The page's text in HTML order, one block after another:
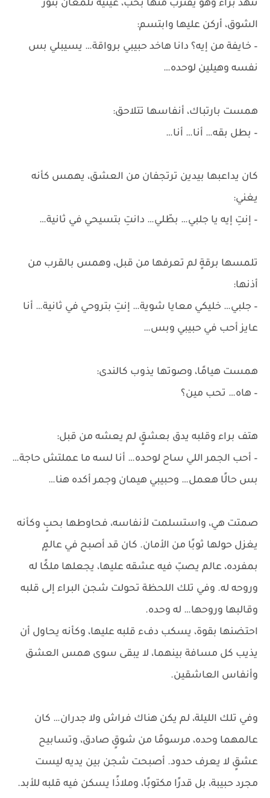
تنهد براء وهو يقترب منها بحب، عينيه تلمعان بنور
الشوق، أركن عليها وابتسم:
– خايفة من إيه؟ دانا هاخد حبيبي برواقة… يسيبلي بس
نفسه وهيلين لوحده…
همست بارتباك، أنفاسها تتلاحق:
– بطل بقه… أنا… أنا…
كان يداعبها بيدين ترتجفان من العشق، يهمس كأنه
يغني:
– إنتِ إيه يا جلبي… بطّلي… دانتِ بتسيحي في ثانية…
تلمسها برقةٍ لم تعرفها من قبل، وهمس بالقرب من
أذنها:
– جلبي… خليكي معايا شوية… إنتِ بتروحي في ثانية… أنا
عايز أحب في حبيبي وبس…
همست هيامًا، وصوتها يذوب كالندى:
– هاه… تحب مين؟
هتف براء وقلبه يدق بعشقٍ لم يعشه من قبل:
– أحب الجمر اللي ساح لوحده… أنا لسه ما عملتش حاجة…
بس حالًا هعمل… وحبيبي هيمان وجمر أكده هنا…
صمتت هي، واستسلمت لأنفاسه، فحاوطها بحبٍ وكأنه
يغزل حولها ثوبًا من الأمان. كان قد أصبح في عالمٍ
بمفرده، عالم يصبّ فيه عشقه عليها، يجعلها ملكًا له
وروحه له. وفي تلك اللحظة تحولت شجن البراء إلى قلبه
وقالبها وروحها… له وحده.
احتضنها بقوة، يسكب دفء قلبه عليها، وكأنه يحاول أن
يذيب كل مسافة بينهما، لا يبقى سوى همس العشق
وأنفاس العاشقين.
وفي تلك الليلة، لم يكن هناك فراش ولا جدران… كان
عالمهما وحده، مرسومًا من شوقٍ صادق، وتسابيح
عشقٍ لا يعرف حدود. أصبحت شجن بين يديه ليست
مجرد حبيبة، بل قدرًا مكتوبًا، وملاذًا يسكن فيه قلبه للأبد.